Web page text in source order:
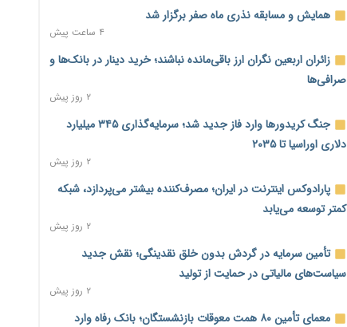
همایش و مسابقه نذری ماه صفر برگزار شد
۴ ساعت پیش
زائران اربعین نگران ارز باقی‌مانده نباشند؛ خرید دینار در بانک‌ها و
صرافی‌ها
۲ روز پیش
جنگ کریدورها وارد فاز جدید شد؛ سرمایه‌گذاری ۳۴۵ میلیارد
دلاری اوراسیا تا ۲۰۳۵
۲ روز پیش
پارادوکس اینترنت در ایران؛ مصرف‌کننده بیشتر می‌پردازد، شبکه
کمتر توسعه می‌یابد
۲ روز پیش
تأمین سرمایه در گردش بدون خلق نقدینگی؛ نقش جدید
سیاست‌های مالیاتی در حمایت از تولید
۲ روز پیش
معمای تأمین ۸۰ همت معوقات بازنشستگان؛ بانک رفاه وارد